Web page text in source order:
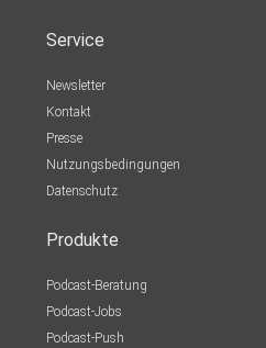
Service
Newsletter
Kontakt
Presse
Nutzungsbedingungen
Datenschutz
Produkte
Podcast-Beratung
Podcast-Jobs
Podcast-Push